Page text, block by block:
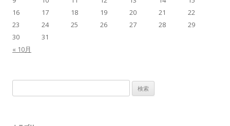
16
17 18 19 20 21
22
23
24 25 26 27 28
29
30
31
« 10月
索: